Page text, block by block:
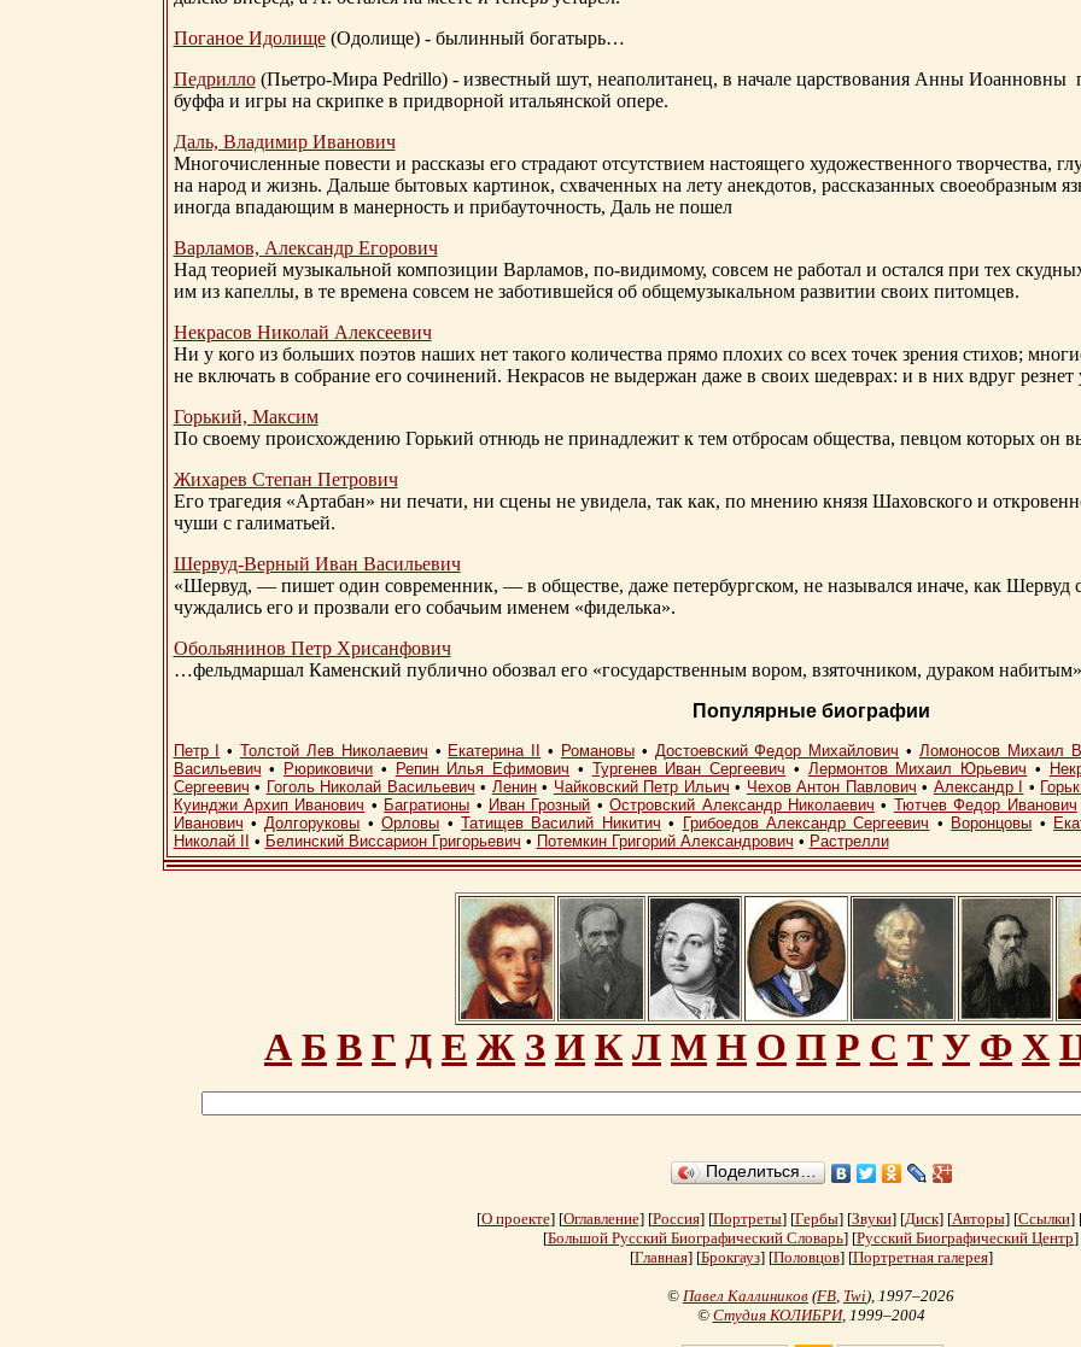
Поганое Идолище(Одолище) - былинный богатырь…
Педрилло(Пьетро-Мира Pedrillo) - известный шут, неаполитанец, в начале царствования Анны Иоанновны
буффа и игры на скрипке в придворной итальянской опере.
Даль, Владимир Иванович
Многочисленные повести и рассказы его страдают отсутствием настоящего художественного творчества,
на народ и жизнь. Дальше бытовых картинок, схваченных на лету анекдотов, рассказанных своеобразным
иногда впадающим в манерность и прибауточность, Даль не пошел
Варламов, Александр Егорович
Над теорией музыкальной композиции Варламов, по-видимому, совсем не работал и остался при тех
им из капеллы, в те времена совсем не заботившейся об общемузыкальном развитии своих питомцев.
Некрасов Николай Алексеевич
Ни у кого из больших поэтов наших нет такого количества прямо плохих со всех точек зрения стихов;
не включать в собрание его сочинений. Некрасов не выдержан даже в своих шедеврах: и в них вдруг
Горький, Максим
По своему происхождению Горький отнюдь не принадлежит к тем отбросам общества, певцом которых он
Жихарев Степан Петрович
Его трагедия «Артабан» ни печати, ни сцены не увидела, так как, по мнению князя Шаховского и
чуши с галиматьей.
Шервуд-Верный Иван Васильевич
«Шервуд, — пишет один современник, — в обществе, даже петербургском, не назывался иначе, как
чуждались его и прозвали его собачьим именем «фиделька».
Обольянинов Петр Хрисанфович
…фельдмаршал Каменский публично обозвал его «государственным вором, взяточником, дураком
Популярные биографии
Петр I •Толстой Лев Николаевич • Екатерина II • Романовы• Достоевский Федор Михайлович • Ломоносов Михаил
Васильевич • Рюриковичи • Репин Илья Ефимович • Тургенев Иван Сергеевич • Лермонтов Михаил Юрьевич •
Сергеевич • Гоголь Николай Васильевич • Ленин• Чайковский Петр Ильич • Чехов Антон Павлович • Александр I •
Куинджи Архип Иванович • Багратионы • Иван Грозный •Островский Александр Николаевич • Тютчев Федор Иванович
Иванович •Долгоруковы •Орловы • Татищев Василий Никитич • Грибоедов Александр Сергеевич • Воронцовы •
Николай II
• Белинский Виссарион Григорьевич • Потемкин Григорий Александрович • Растрелли
А Б В Г Д Е Ж З И К Л М Н О П Р С Т У Ф Х
Поделиться…
[О проекте] [Оглавление] [Россия] [Портреты] [Гербы] [Звуки] [Диск] [Авторы] [Ссылки]
[Большой Русский Биографический Словарь] [Русский Биографический Центр]
[Главная] [Брокгауз] [Половцов] [Портретная галерея]
© Павел Каллиников (FB, Twi), 1997–2026
© Студия КОЛИБРИ, 1999–2004